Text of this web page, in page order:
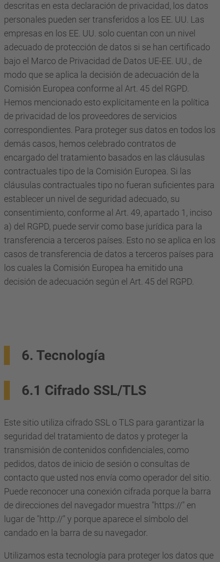
descritas en esta declaración de privacidad, los datos
personales pueden ser transferidos a los EE. UU. Las
empresas en los EE. UU. solo cuentan con un nivel
adecuado de protección de datos si se han certificado
bajo el Marco de Privacidad de Datos UE-EE. UU., de
modo que se aplica la decisión de adecuación de la
Comisión Europea conforme al Art. 45 del RGPD.
Hemos mencionado esto explícitamente en la política
de privacidad de los proveedores de servicios
correspondientes. Para proteger sus datos en todos los
demás casos, hemos celebrado contratos de
encargado del tratamiento basados en las cláusulas
contractuales tipo de la Comisión Europea. Si las
cláusulas contractuales tipo no fueran suficientes para
establecer un nivel de seguridad adecuado, su
consentimiento, conforme al Art. 49, apartado 1, inciso
a) del RGPD, puede servir como base jurídica para la
transferencia a terceros países. Esto no se aplica en los
casos de transferencia de datos a terceros países para
los cuales la Comisión Europea ha emitido una
decisión de adecuación según el Art. 45 del RGPD.
6. Tecnología
6.1 Cifrado SSL/TLS
Este sitio utiliza cifrado SSL o TLS para garantizar la
seguridad del tratamiento de datos y proteger la
transmisión de contenidos confidenciales, como
pedidos, datos de inicio de sesión o consultas de
contacto que usted nos envía como operador del sitio.
Puede reconocer una conexión cifrada porque la barra
de direcciones del navegador muestra "https://" en
lugar de "http://" y porque aparece el símbolo del
candado en la barra de su navegador.
Utilizamos esta tecnología para proteger los datos que